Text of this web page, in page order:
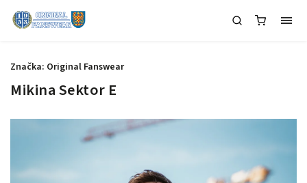
Mikina Sektor E
Značka: Original Fanswear